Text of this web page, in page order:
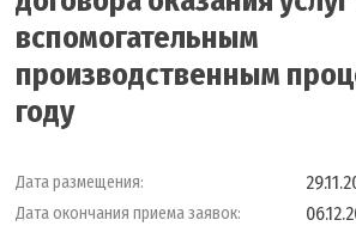
вспомогательным
производственным
году
Дата размещения:
Дата окончания приема заявок: